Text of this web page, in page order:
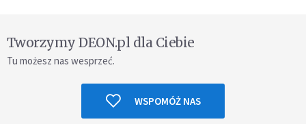
Tworzymy DEON.pl dla Ciebie
Tu możesz nas wesprzeć.
WSPOMÓŻ NAS